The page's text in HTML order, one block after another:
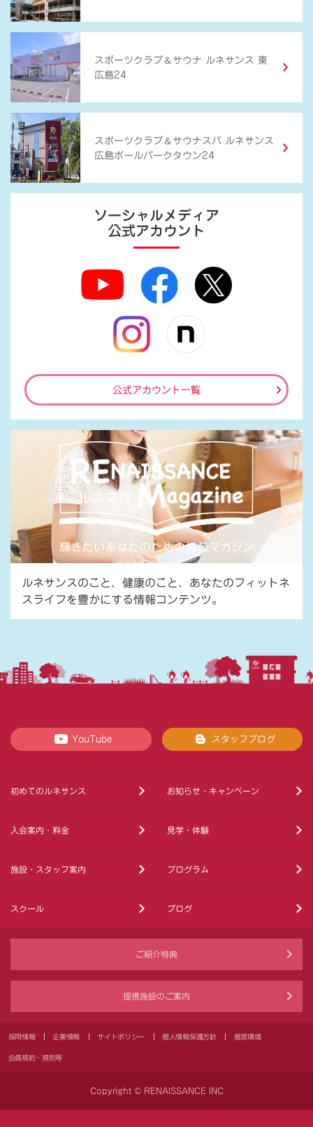
スポーツクラブ ＆ サウナ ルネサンス 東
広島24
スポーツクラブ ＆ サウナスパ ルネサンス
広島ボールパークタウン24
ソーシャルメディア
公式アカウント
公式アカウント一覧
ルネサンスのこと、健康のこと、あなたのフィットネ
スライフを豊かにする情報コンテンツ。
YouTube スタッフブログ
初めてのルネサンス お知らせ・キャンペーン
入会案内・料金 見学・体験
施設・スタッフ案内 プログラム
スクール ブログ
ご紹介特典
提携施設のご案内
採用情報 企業情報 サイトポリシー 個人情報保護方針 推奨環境
会員規約・規則等
Copyright © RENAISSANCE INC